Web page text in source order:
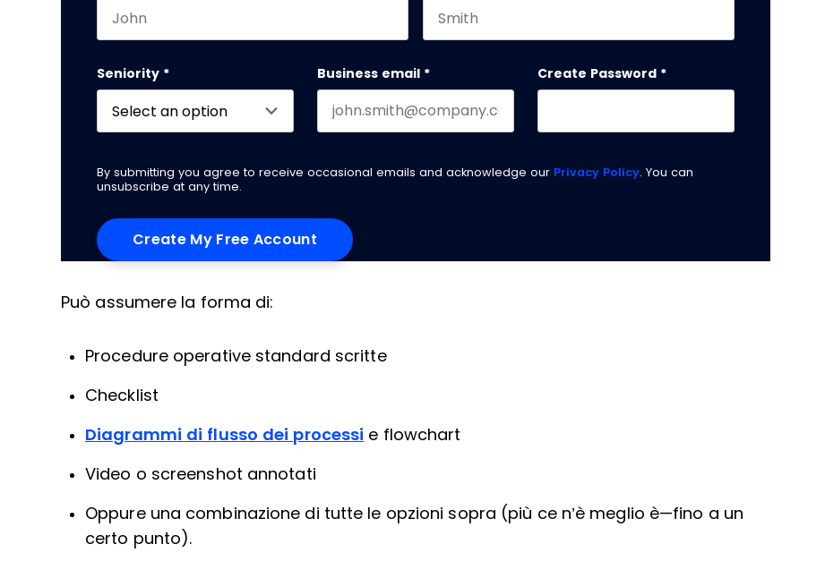
Seniority * Business email * Create Password *
By submitting you agree to receive occasional emails and acknowledge our Privacy Policy. You can
unsubscribe at any time.
Può assumere la forma di:
Procedure operative standard scritte
Checklist
Diagrammi di flusso dei processi e flowchart
Video o screenshot annotati
Oppure una combinazione di tutte le opzioni sopra (più ce n’è meglio è—fino a un
certo punto).